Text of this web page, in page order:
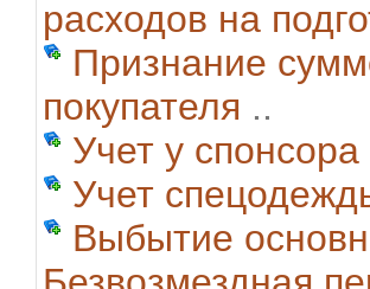
расходов на
Признание
покупателя ..
Учет у спонсора
Учет
Выбытие